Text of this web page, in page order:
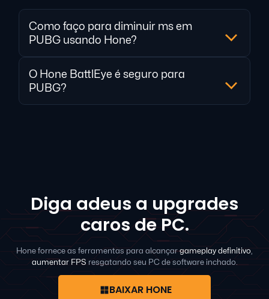
Como faço para diminuir ms em
PUBG usando Hone?
O Hone BattlEye é seguro para
PUBG?
Diga adeus a upgrades
caros de PC.
Hone fornece as ferramentas para alcançargameplay definitivo
aumentar FPS resgatando seu PC de software inchado.
BAIXAR HONE